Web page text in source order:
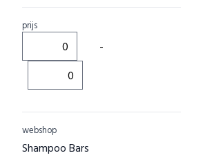
prijs
-
webshop
Shampoo Bars